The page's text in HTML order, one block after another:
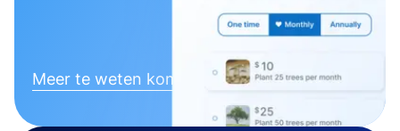
Meer te weten komen